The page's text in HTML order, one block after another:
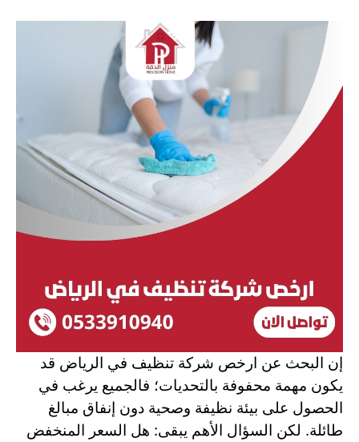
إن البحث عن ارخص شركة تنظيف في الرياض قد
يكون مهمة محفوفة بالتحديات؛ فالجميع يرغب في
الحصول على بيئة نظيفة وصحية دون إنفاق مبالغ
طائلة. لكن السؤال الأهم يبقى: هل السعر المنخفض